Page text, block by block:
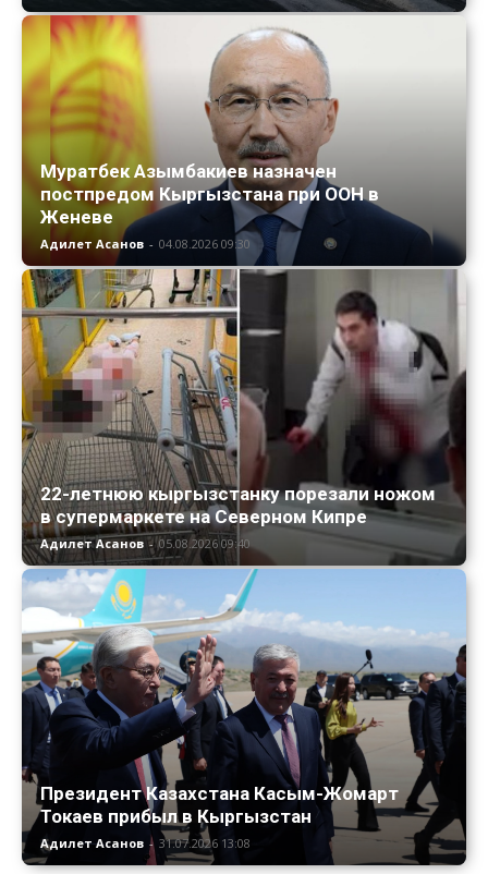
Муратбек Азымбакиев назначен
постпредом Кыргызстана при ООН в
Женеве
Адилет Асанов - 04.08.2026 09:30
22-летнюю кыргызстанку порезали ножом
в супермаркете на Северном Кипре
Адилет Асанов - 05.08.2026 09:40
Президент Казахстана Касым-Жомарт
Токаев прибыл в Кыргызстан
Адилет Асанов - 31.07.2026 13:08